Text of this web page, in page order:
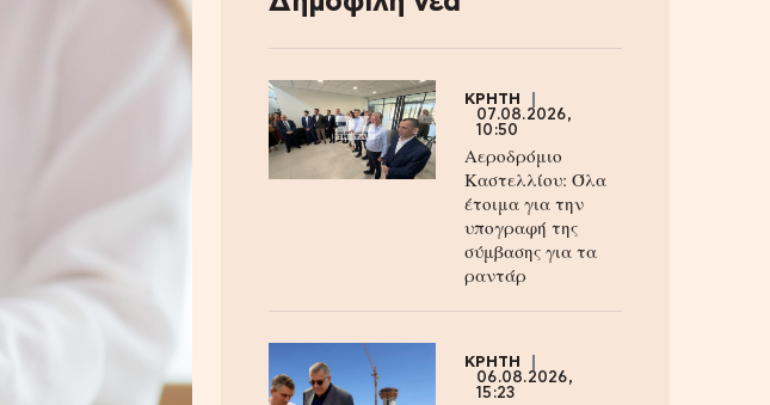
ΚΡΗΤΗ
07.08.2026,
10:50
Αεροδρόμιο
Καστελλίου: Όλα
έτοιμα για την
υπογραφή της
σύμβασης για τα
ραντάρ
ΚΡΗΤΗ
06.08.2026,
15:23